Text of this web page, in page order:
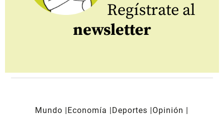
Regístrate al
newsletter
Mundo Economía Deportes
Opinión